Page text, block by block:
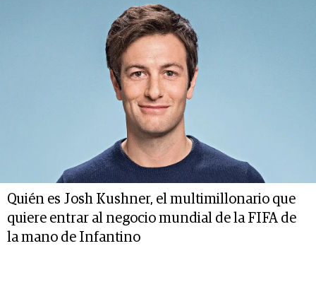
Quién es Josh Kushner, el multimillonario que
quiere entrar al negocio mundial de la FIFA de
la mano de Infantino